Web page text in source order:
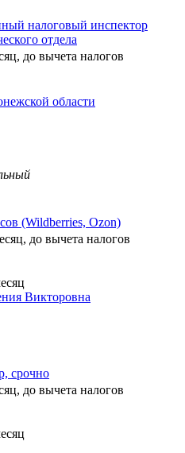
налоговый инспектор
отдела
до вычета налогов
области
(Wildberries, Ozon)
до вычета налогов
Викторовна
срочно
до вычета налогов